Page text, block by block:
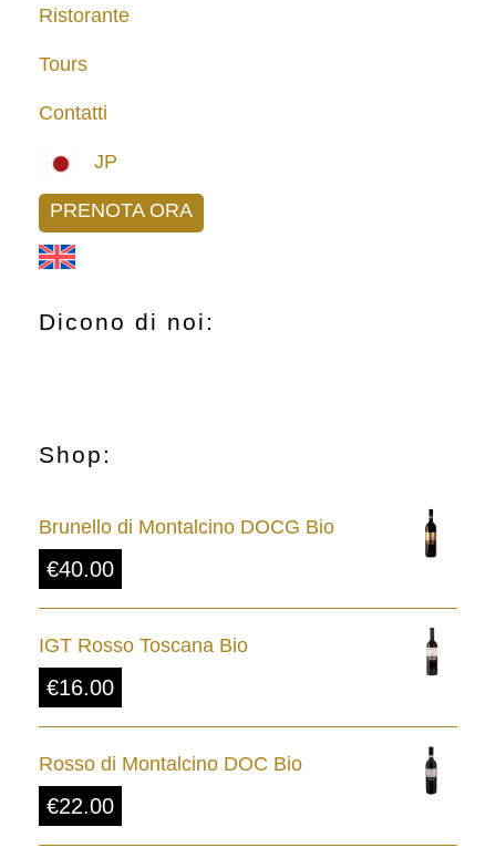
Ristorante
Tours
Contatti
JP
PRENOTA ORA
Dicono di noi:
Shop:
Brunello di Montalcino DOCG Bio
€40.00
IGT Rosso Toscana Bio
€16.00
Rosso di Montalcino DOC Bio
€22.00